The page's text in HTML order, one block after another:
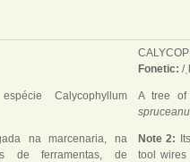
Calycophyllum
na marcenaria, na
de ferramentas, de
Fonetic: /
A tree
Note 2:
tool wires